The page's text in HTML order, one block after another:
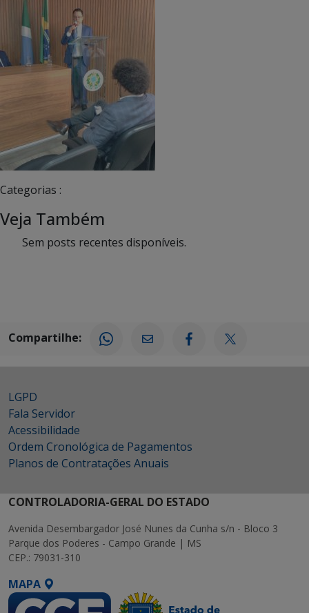
Categorias :
Veja Também
Sem posts recentes disponíveis.
Compartilhe:
LGPD
Fala Servidor
Acessibilidade
Ordem Cronológica de Pagamentos
Planos de Contratações Anuais
CONTROLADORIA-GERAL DO ESTADO
Avenida Desembargador José Nunes da Cunha s/n - Bloco 3
Parque dos Poderes - Campo Grande | MS
CEP.: 79031-310
MAPA